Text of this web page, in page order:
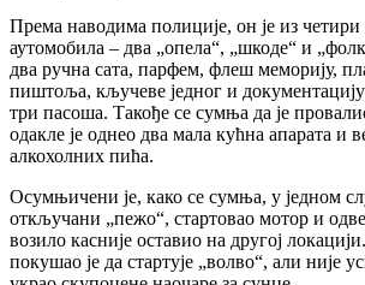
Према наводима полиције, он је из
аутомобила – два „опела“, „шкоде“ и
два ручна сата, парфем, флеш меморију,
пиштоља, кључеве једног и
три пасоша. Такође се сумња да је
одакле је однео два мала кућна апарата и
алкохолних пића.
Осумњичени је, како се сумња, у једном
откључани „пежо“, стартовао мотор и
возило касније оставио на другој
покушао је да стартује „волво“, али није